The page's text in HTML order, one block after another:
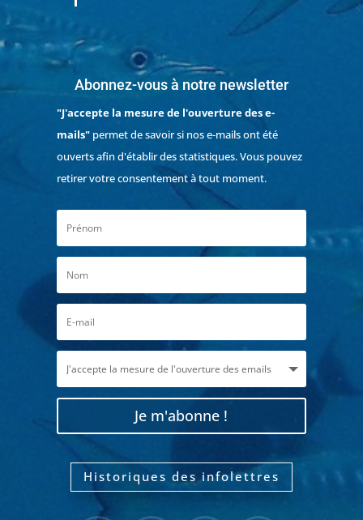
Abonnez-vous à notre newsletter
"J'accepte la mesure de l'ouverture des e-
mails"permet de savoir si nos e-mails ont été
ouverts afin d'établir des statistiques. Vous pouvez
retirer votre consentement à tout moment.
Je m'abonne !
Historiques des infolettres